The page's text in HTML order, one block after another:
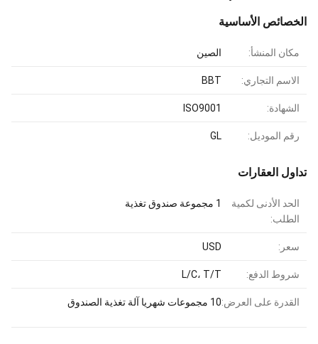
الخصائص الأساسية
مكان المنشأ: الصين
الاسم التجاري: BBT
الشهادة: ISO9001
رقم الموديل: GL
تداول العقارات
الحد الأدنى لكمية
الطلب:
1 مجموعة صندوق تغذية
سعر: USD
شروط الدفع: L/C، T/T
القدرة على العرض:10 مجموعات شهريا آلة تغذية الصندوق